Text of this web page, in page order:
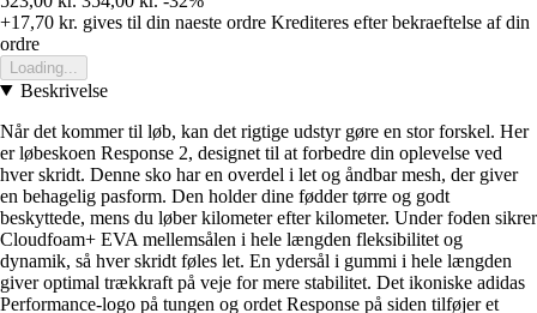
+17,70 kr. gives til din naeste ordre Krediteres efter bekraeftelse af din
ordre
Loading...
Beskrivelse
Når det kommer til løb, kan det rigtige udstyr gøre en stor forskel. Her
er løbeskoen Response 2, designet til at forbedre din oplevelse ved
hver skridt. Denne sko har en overdel i let og åndbar mesh, der giver
en behagelig pasform. Den holder dine fødder tørre og godt
beskyttede, mens du løber kilometer efter kilometer. Under foden sikrer
Cloudfoam+ EVA mellemsålen i hele længden fleksibilitet og
dynamik, så hver skridt føles let. En ydersål i gummi i hele længden
giver optimal trækkraft på veje for mere stabilitet. Det ikoniske adidas
Performance-logo på tungen og ordet Response på siden tilføjer et